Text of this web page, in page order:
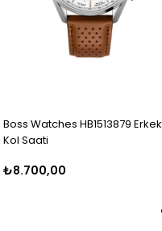
Boss Watches HB1513879 Erkek
Kol Saati
₺8.700,00